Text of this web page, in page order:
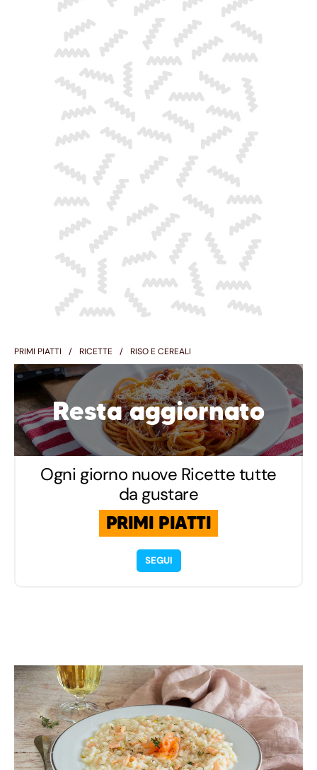
PRIMI PIATTI RICETTE RISO E CEREALI
Resta aggiornato
Ogni giorno nuove Ricette tutte
da gustare
PRIMI PIATTI
SEGUI